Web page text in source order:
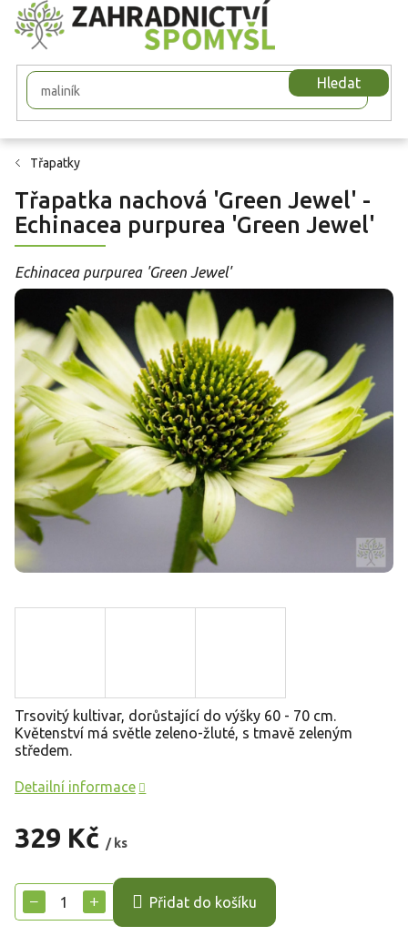
Přejít
na
obsah
Hledat
Třapatky
Třapatka nachová 'Green Jewel' -
Echinacea purpurea 'Green Jewel'
Echinacea purpurea 'Green Jewel'
329 Kč / ks
cena:
+
− Přidat do košíku
Trsovitý kultivar, dorůstající do výšky 60 - 70 cm.
Květenství má světle zeleno-žluté, s tmavě zeleným
středem.
Detailní informace